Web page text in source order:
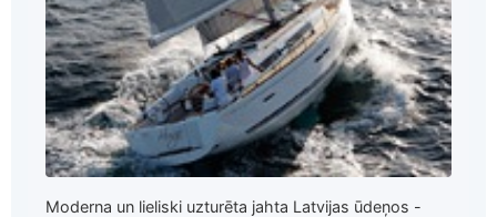
Moderna un lieliski uzturēta jahta Latvijas ūdeņos -